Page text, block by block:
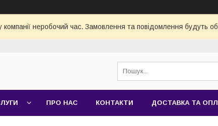
компанії неробочий час. Замовлення та повідомлення будуть
ПРО НАС КОНТАКТИ ДОСТАВКА ТА